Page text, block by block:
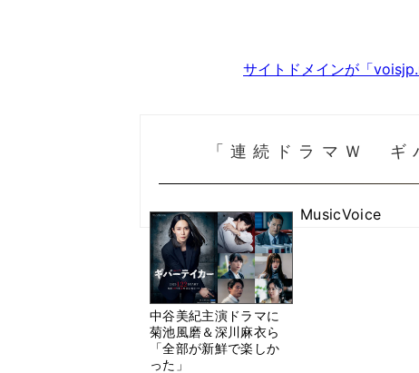
サイトドメインが「
「連続ドラマＷ ギ
中谷美紀主演ドラマに
菊池風磨＆深川麻衣ら
「全部が新鮮で楽しか
った」
MusicVoice